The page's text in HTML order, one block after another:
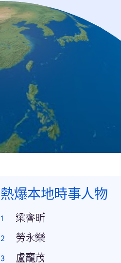
熱爆本地時事人物
梁齊昕
勞永樂
盧寵茂